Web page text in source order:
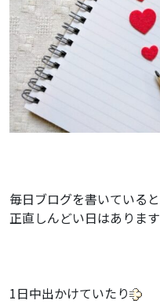
毎日ブログを書いていると
正直しんどい日はあります
1日中出かけていたり